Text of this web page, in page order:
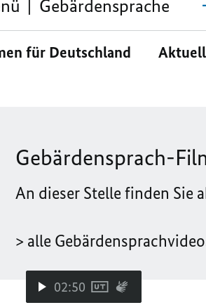
Gebärdensprache
für Deutschland
Gebärdensprach-
An dieser Stelle finden Sie
> alle
02:50